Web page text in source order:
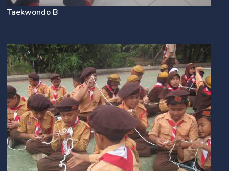
Taekwondo B